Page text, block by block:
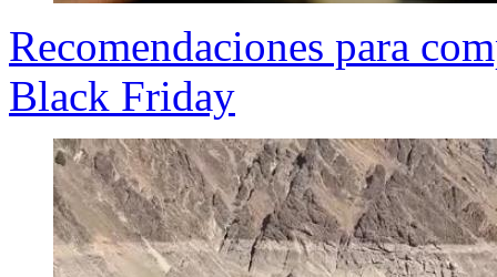
Recomendaciones para
Black Friday